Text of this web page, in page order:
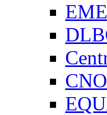
CNO